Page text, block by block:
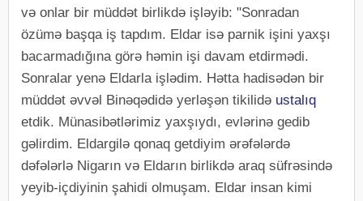
və onlar bir müddət birlikdə işləyib: "Sonradan
özümə başqa iş tapdım. Eldar isə parnik işini yaxşı
bacarmadığına görə həmin işi davam etdirmədi.
Sonralar yenə Eldarla işlədim. Hətta hadisədən bir
müddət əvvəl Binəqədidə yerləşən tikilidə ustalıq
etdik. Münasibətlərimiz yaxşıydı, evlərinə gedib
gəlirdim. Eldargilə qonaq getdiyim ərəfələrdə
dəfələrlə Nigarın və Eldarın birlikdə araq süfrəsində
yeyib-içdiyinin şahidi olmuşam. Eldar insan kimi